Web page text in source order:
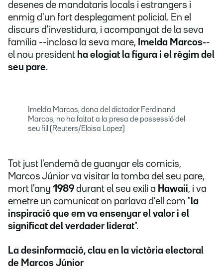
desenes de mandataris locals i estrangers i
enmig d'un fort desplegament policial. En el
discurs d'investidura, i acompanyat de la seva
família --inclosa la seva mare,
Imelda Marcos--
el nou president ha elogiat la figura i el règim del
seu pare.
Imelda Marcos, dona del dictador Ferdinand
Marcos, no ha faltat a la presa de possessió del
seu fill (Reuters/Eloisa Lopez)
Tot just l'endemà de guanyar els comicis,
Marcos Júnior va visitar la tomba del seu pare,
mort l'any 1989durant el seu exili a Hawaii, i va
emetre un comunicat on parlava d'ell com " la
inspiració que em va ensenyar el valor i el
significat del verdader liderat".
La desinformació, clau en la victòria electoral
de Marcos Júnior